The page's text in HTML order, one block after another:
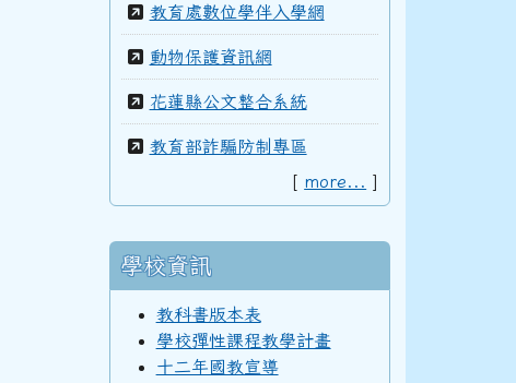
99學年度(100年6月)第40屆乙班
99學年度(100年6月)第40屆甲班
98學年度(99年6月)第40屆教師
97學年度(98年6月)第39屆乙班
教育處數位學伴入學網
動物保護資訊網
花蓮縣公文整合系統
教育部詐騙防制專區
[ more... ]
學校資訊
教科書版本表
學校彈性課程教學計畫
十二年國教宣導